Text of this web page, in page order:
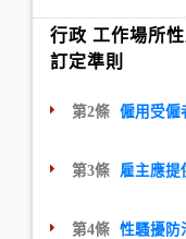
行政 工作場所
訂定準則
第2條 僱用受僱
第3條 雇主應提
第4條 性騷擾防